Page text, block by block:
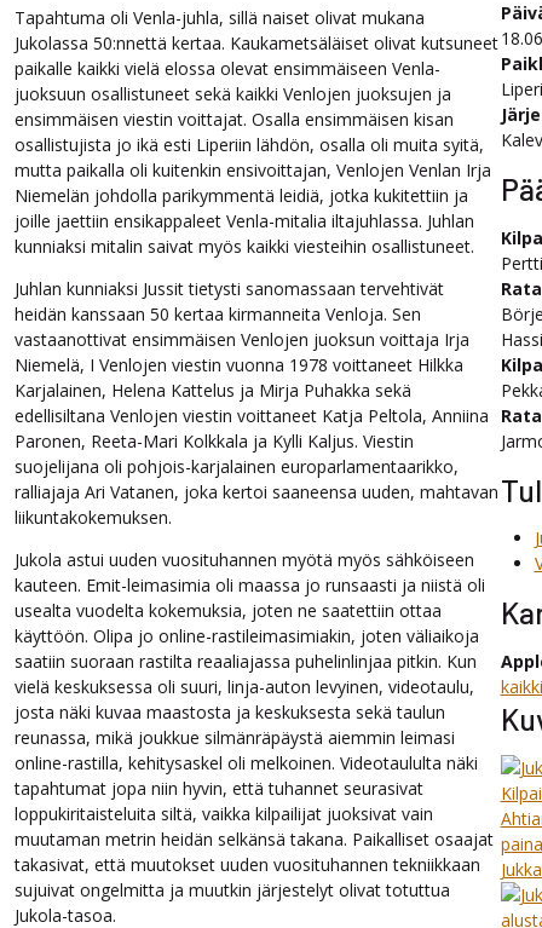
Tapahtuma oli Venla-juhla, sillä naiset olivat mukana
Jukolassa 50:nnettä kertaa. Kaukametsäläiset olivat kutsuneet
paikalle kaikki vielä elossa olevat ensimmäiseen Venla-
juoksuun osallistuneet sekä kaikki Venlojen juoksujen ja
ensimmäisen viestin voittajat. Osalla ensimmäisen kisan
osallistujista jo ikä esti Liperiin lähdön, osalla oli muita syitä,
mutta paikalla oli kuitenkin ensivoittajan, Venlojen Venlan Irja
Niemelän johdolla parikymmentä leidiä, jotka kukitettiin ja
joille jaettiin ensikappaleet Venla-mitalia iltajuhlassa. Juhlan
kunniaksi mitalin saivat myös kaikki viesteihin osallistuneet.
Juhlan kunniaksi Jussit tietysti sanomassaan tervehtivät
heidän kanssaan 50 kertaa kirmanneita Venloja. Sen
vastaanottivat ensimmäisen Venlojen juoksun voittaja Irja
Niemelä, I Venlojen viestin vuonna 1978 voittaneet Hilkka
Karjalainen, Helena Kattelus ja Mirja Puhakka sekä
edellisiltana Venlojen viestin voittaneet Katja Peltola, Anniina
Paronen, Reeta-Mari Kolkkala ja Kylli Kaljus. Viestin
suojelijana oli pohjois-karjalainen europarlamentaarikko,
ralliajaja Ari Vatanen, joka kertoi saaneensa uuden, mahtavan
liikuntakokemuksen.
Jukola astui uuden vuosituhannen myötä myös sähköiseen
kauteen. Emit-leimasimia oli maassa jo runsaasti ja niistä oli
usealta vuodelta kokemuksia, joten ne saatettiin ottaa
käyttöön. Olipa jo online-rastileimasimiakin, joten väliaikoja
saatiin suoraan rastilta reaaliajassa puhelinlinjaa pitkin. Kun
vielä keskuksessa oli suuri, linja-auton levyinen, videotaulu,
josta näki kuvaa maastosta ja keskuksesta sekä taulun
reunassa, mikä joukkue silmänräpäystä aiemmin leimasi
online-rastilla, kehitysaskel oli melkoinen. Videotaululta näki
tapahtumat jopa niin hyvin, että tuhannet seurasivat
loppukiritaisteluita siltä, vaikka kilpailijat juoksivat vain
muutaman metrin heidän selkänsä takana. Paikalliset osaajat
takasivat, että muutokset uuden vuosituhannen tekniikkaan
sujuivat ongelmitta ja muutkin järjestelyt olivat totuttua
Jukola-tasoa.
Liperi